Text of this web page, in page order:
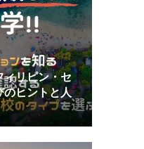
ィリピン・セ
のヒントと人